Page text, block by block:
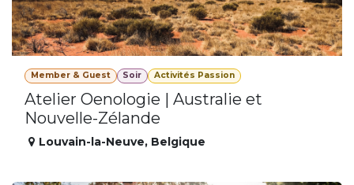
Member & Guest Soir Activités Passion
Atelier Oenologie | Australie et
Nouvelle-Zélande
Louvain-la-Neuve, Belgique